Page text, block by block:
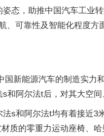
态，助推中国汽车工业
可靠性及智能化程度
新能源汽车的制造实力
阿尔法t后，对其大空
s和阿尔法t均有着接近
质的零重力运动座椅、